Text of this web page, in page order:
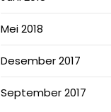
Mei 2018
Desember 2017
September 2017